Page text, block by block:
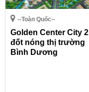
--Toàn Quốc--
Golden Center City 2
đốt nóng thị trường
Bình Dương